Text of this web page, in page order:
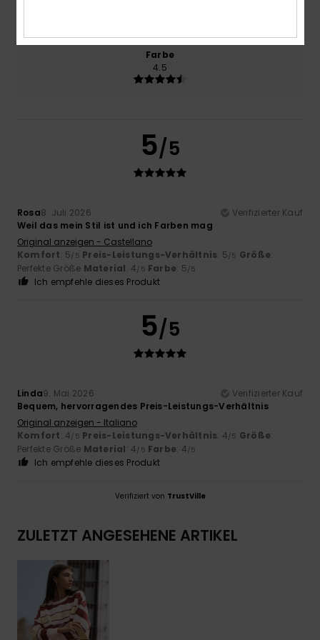
Farbe
4.5
5/5
Rosa8. Juli 2026
Verifizierter Kauf
Weil das mein Stil ist und ich Farben mag
Original anzeigen - Castellano
Komfort: 5/5 Preis-Leistungs-Verhältnis: 5/5 Größe:
Perfekte Größe Material: 4/5 Farbe: 5/5
Ich empfehle dieses Produkt
5/5
Linda9. Mai 2026
Verifizierter Kauf
Bequem, hervorragendes Preis-Leistungs-Verhältnis
Original anzeigen - Italiano
Komfort: 4/5 Preis-Leistungs-Verhältnis: 4/5 Größe:
Perfekte Größe Material: 4/5 Farbe: 4/5
Ich empfehle dieses Produkt
Verifiziert von TrustVille
ZULETZT ANGESEHENE ARTIKEL